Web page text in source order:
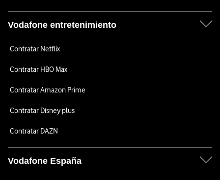
Vodafone entretenimiento
Contratar Netflix
Contratar HBO Max
Contratar Amazon Prime
Contratar Disney plus
Contratar DAZN
Vodafone España